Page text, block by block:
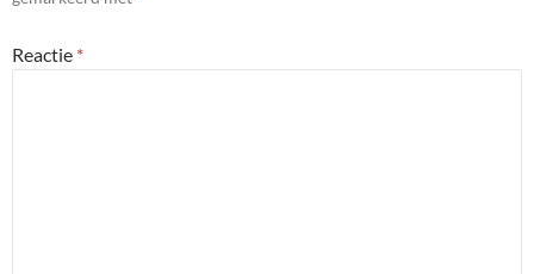
Reactie *